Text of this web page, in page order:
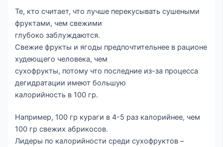
Те, кто считает, что лучше перекусывать сушеными
фруктами, чем свежими
глубоко заблуждаются.
Свежие фрукты и ягоды предпочтительнее в рационе
худеющего человека, чем
сухофрукты, потому что последние из-за процесса
дегидратации имеют большую
калорийность в 100 гр.
Например, 100 гр кураги в 4-5 раз калорийнее, чем
100 гр свежих абрикосов.
Лидеры по калорийности среди сухофруктов –